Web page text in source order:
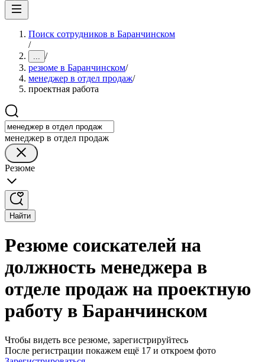
Поиск сотрудников в Баранчинском
/
... /
резюме в Баранчинском/
менеджер в отдел продаж/
проектная работа
менеджер в отдел продаж
Резюме
Найти
Резюме соискателей на
должность менеджера в
отделе продаж на проектную
работу в Баранчинском
Чтобы видеть все резюме, зарегистрируйтесь
После регистрации покажем ещё 17 и откроем фото